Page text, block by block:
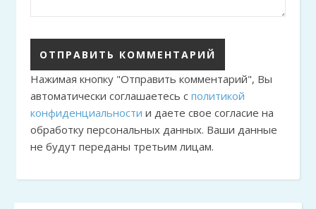
Нажимая кнопку "Отправить комментарий", Вы
автоматически соглашаетесь с политикой
конфиденциальности и даете свое согласие на
обработку персональных данных. Ваши данные
не будут переданы третьим лицам.